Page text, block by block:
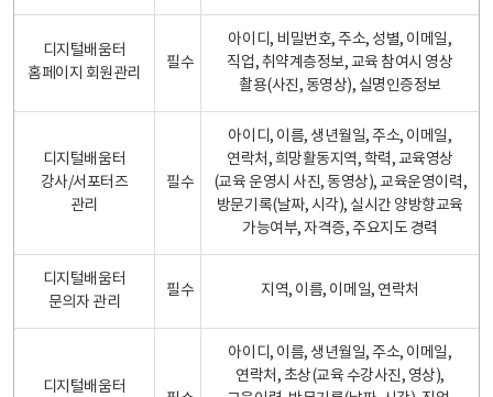
디지털배움터
홈페이지 회원관리
필수
아이디, 비밀번호, 주소, 성별, 이메일,
직업, 취약계층정보, 교육 참여시 영상
촬용(사진, 동영상), 실명인증정보
디지털배움터
강사/서포터즈
관리
필수
아이디, 이름, 생년월일, 주소, 이메일,
연락처, 희망활동지역, 학력, 교육영상
(교육 운영시 사진, 동영상), 교육운영이력,
방문기록(날짜, 시각), 실시간 양방향교육
가능여부, 자격증, 주요지도 경력
디지털배움터
문의자 관리
필수 지역, 이름, 이메일, 연락처
디지털배움터
아이디, 이름, 생년월일, 주소, 이메일,
연락처, 초상(교육 수강사진, 영상),